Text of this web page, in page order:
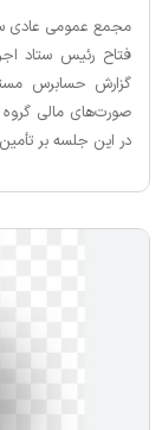
مجمع عمومی عادی
فتاح رئیس ستاد
گزارش حسابرس
صورت‌های مالی
در این جلسه بر